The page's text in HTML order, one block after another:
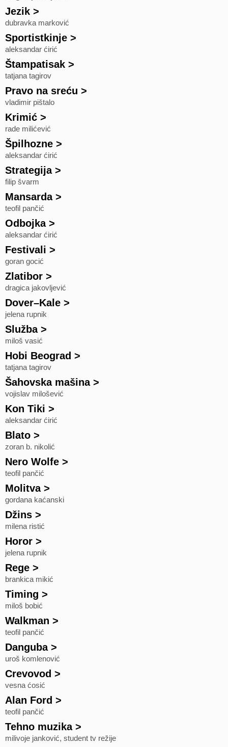
Jezik >
dubravka marković
Sportistkinje >
aleksandar ćirić
Štampatisak >
tatjana tagirov
Pravo na sreću >
vladimir pištalo
Krimić >
rade milićević
Špilhozne >
aleksandar ćirić
Strategija>
filip švarm
Mansarda>
teofil pančić
Odbojka>
aleksandar ćirić
Festivali >
goran gocić
Zlatibor >
dragica jakovljević
Dover–Kale >
jelena rupnik
Služba>
miloš vasić
Hobi Beograd >
tatjana tagirov
Šahovska mašina>
vojislav milošević
Kon Tiki >
aleksandar ćirić
Blato >
zoran b. nikolić
Nero Wolfe >
teofil pančić
Molitva>
gordana kaćanski
Džins >
milena ristić
Horor >
jelena rupnik
Rege >
brankica mikić
Timing >
miloš bobić
Walkman >
teofil pančić
Danguba>
uroš komlenović
Crevovod >
vesna ćosić
Alan Ford >
teofil pančić
Tehno muzika>
milivoje janković, student tv režije